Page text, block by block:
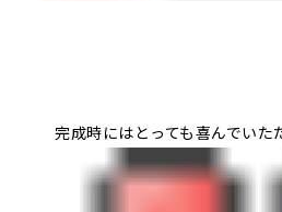
完成時にはとっても喜んでいた